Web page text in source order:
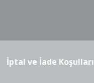
İptal ve İade Koşulları